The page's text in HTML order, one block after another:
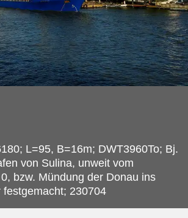
L=95, B=16m; DWT3960To; Bj.
von Sulina, unweit vom
bzw. Mündung der Donau ins
festgemacht; 230704